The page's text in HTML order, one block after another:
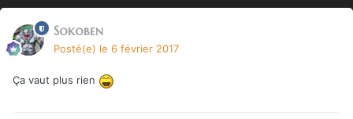
Sokoben
Posté(e) le 6 février 2017
Ça vaut plus rien